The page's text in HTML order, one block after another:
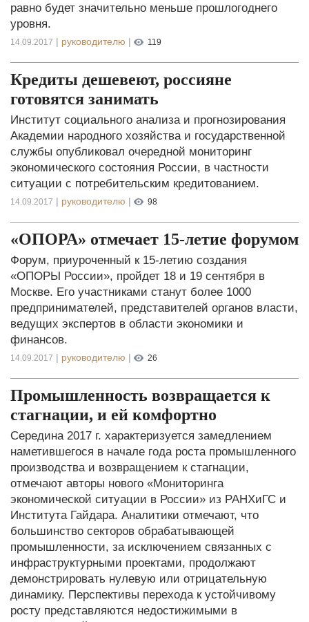
равно будет значительно меньше прошлогоднего
уровня.
14.09.2017 | руководителю | 119
Кредиты дешевеют, россияне
готовятся занимать
Институт социального анализа и прогнозирования
Академии народного хозяйства и государственной
службы опубликовал очередной мониторинг
экономического состояния России, в частности
ситуации с потребительским кредитованием.
14.09.2017 | руководителю | 98
«ОПОРА» отмечает 15-летие форумом
Форум, приуроченный к 15-летию создания
«ОПОРЫ России», пройдет 18 и 19 сентября в
Москве. Его участниками станут более 1000
предпринимателей, представителей органов власти,
ведущих экспертов в области экономики и
финансов.
14.09.2017 | руководителю | 26
Промышленность возвращается к
стагнации, и ей комфортно
Середина 2017 г. характеризуется замедлением
наметившегося в начале года роста промышленного
производства и возвращением к стагнации,
отмечают авторы нового «Мониторинга
экономической ситуации в России» из РАНХиГС и
Института Гайдара. Аналитики отмечают, что
большинство секторов обрабатывающей
промышленности, за исключением связанных с
инфраструктурными проектами, продолжают
демонстрировать нулевую или отрицательную
динамику. Перспективы перехода к устойчивому
росту представляются недостижимыми в